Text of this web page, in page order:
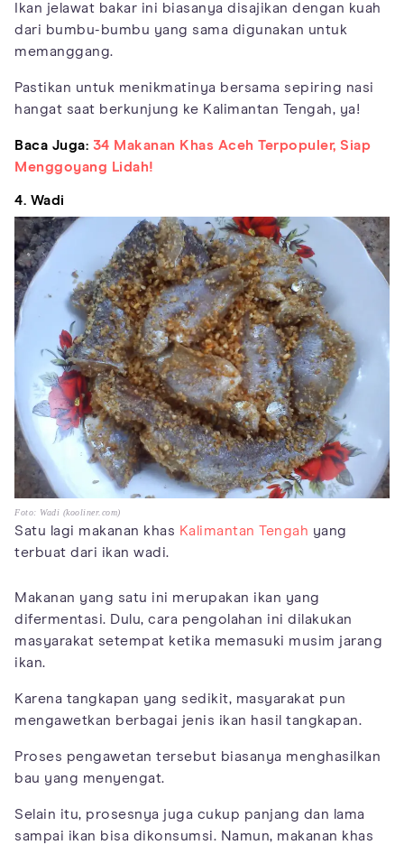
Ikan jelawat bakar ini biasanya disajikan dengan kuah
dari bumbu-bumbu yang sama digunakan untuk
memanggang.
Pastikan untuk menikmatinya bersama sepiring nasi
hangat saat berkunjung ke Kalimantan Tengah, ya!
Baca Juga: 34 Makanan Khas Aceh Terpopuler, Siap
Menggoyang Lidah!
4. Wadi
Foto: Wadi (kooliner.com)
Satu lagi makanan khas Kalimantan Tengah yang
terbuat dari ikan wadi.
Makanan yang satu ini merupakan ikan yang
difermentasi. Dulu, cara pengolahan ini dilakukan
masyarakat setempat ketika memasuki musim jarang
ikan.
Karena tangkapan yang sedikit, masyarakat pun
mengawetkan berbagai jenis ikan hasil tangkapan.
Proses pengawetan tersebut biasanya menghasilkan
bau yang menyengat.
Selain itu, prosesnya juga cukup panjang dan lama
sampai ikan bisa dikonsumsi. Namun, makanan khas